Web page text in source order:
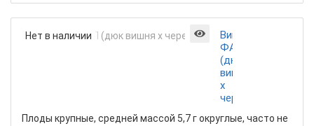
Нет в наличии
Вишня
ФАКЕЛ
(дюк
вишня
х
черешня)
Плоды крупные, средней массой 5,7 г округлые, часто не